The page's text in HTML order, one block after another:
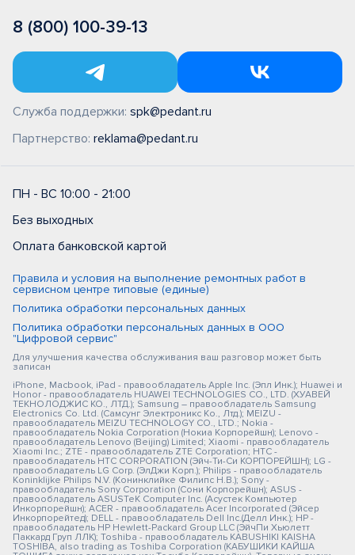
8 (800) 100-39-13
Служба поддержки: spk@pedant.ru
Партнерство: reklama@pedant.ru
ПН - ВС 10:00 - 21:00
Без выходных
Оплата банковской картой
Правила и условия на выполнение ремонтных работ в
сервисном центре типовые (единые)
Политика обработки персональных данных
Политика обработки персональных данных в ООО
"Цифровой сервис"
Для улучшения качества обслуживания ваш разговор может быть
записан
iPhone, Macbook, iPad - правообладатель Apple Inc. (Эпл Инк.); Huawei и
Honor - правообладатель HUAWEI TECHNOLOGIES CO., LTD. (ХУАВЕЙ
ТЕКНОЛОДЖИС КО., ЛТД.); Samsung – правообладатель Samsung
Electronics Co. Ltd. (Самсунг Электроникс Ко., Лтд.); MEIZU -
правообладатель MEIZU TECHNOLOGY CO., LTD.; Nokia -
правообладатель Nokia Corporation (Нокиа Корпорейшн); Lenovo -
правообладатель Lenovo (Beijing) Limited; Xiaomi - правообладатель
Xiaomi Inc.; ZTE - правообладатель ZTE Corporation; HTC -
правообладатель HTC CORPORATION (Эйч-Ти-Си КОРПОРЕЙШН); LG -
правообладатель LG Corp. (ЭлДжи Корп.); Philips - правообладатель
Koninklijke Philips N.V. (Конинклийке Филипс Н.В.); Sony -
правообладатель Sony Corporation (Сони Корпорейшн); ASUS -
правообладатель ASUSTeK Computer Inc. (Асустек Компьютер
Инкорпорейшн); ACER - правообладатель Acer Incorporated (Эйсер
Инкорпорейтед); DELL - правообладатель Dell Inc.(Делл Инк.); HP -
правообладатель HP Hewlett-Packard Group LLC (ЭйчПи Хьюлетт
Паккард Груп ЛЛК); Toshiba - правообладатель KABUSHIKI KAISHA
TOSHIBA, also trading as Toshiba Corporation (КАБУШИКИ КАЙША